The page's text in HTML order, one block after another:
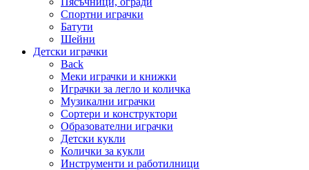
Спортни играчки
Батути
Шейни
Детски играчки
Back
Меки играчки и книжки
Играчки за легло и количка
Музикални играчки
Сортери и конструктори
Образователни играчки
Детски кукли
Колички за кукли
Инструменти и работилници